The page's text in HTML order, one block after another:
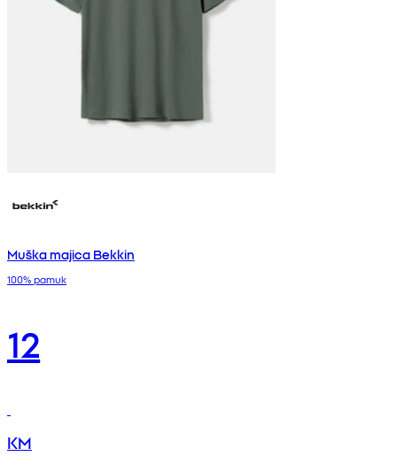
Muška majica Bekkin
100% pamuk
12
KM